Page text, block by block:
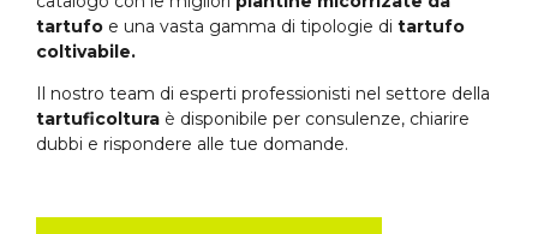
tartufo e una vasta gamma di tipologie di tartufo
coltivabile.
Il nostro team di esperti professionisti nel settore della
tartuficoltura è disponibile per consulenze, chiarire
dubbi e rispondere alle tue domande.